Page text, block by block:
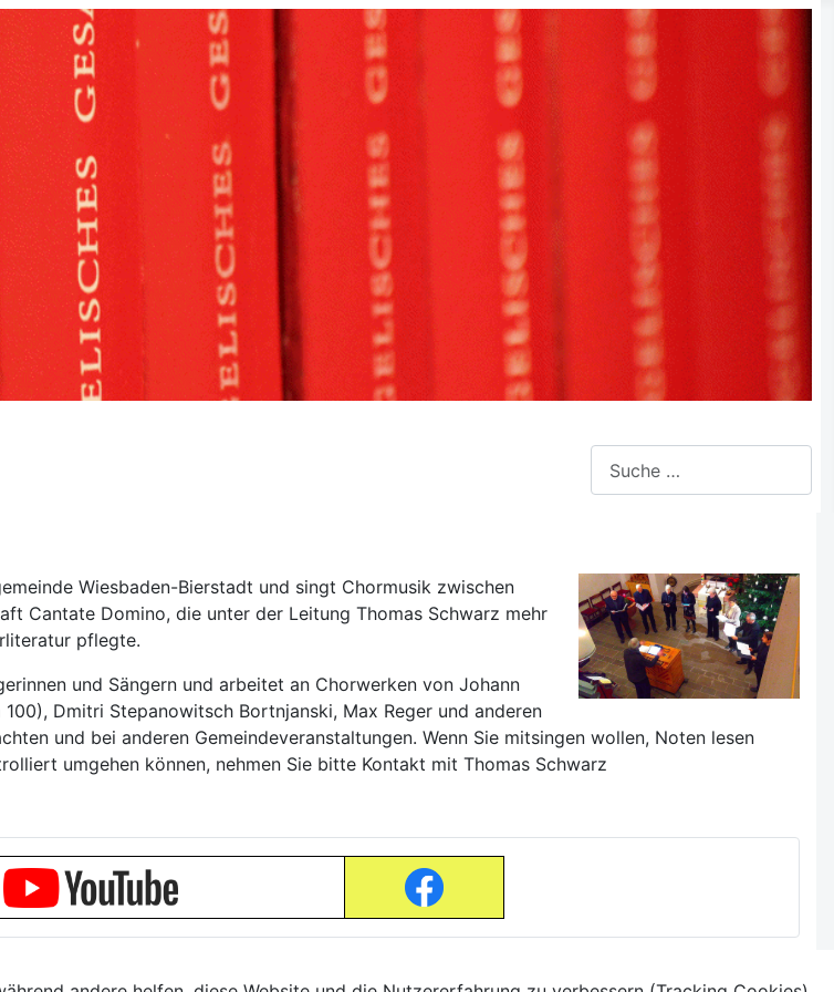
Wiesbaden-Bierstadt und singt Chormusik zwischen
Cantate Domino, die unter der Leitung Thomas Schwarz mehr
pflegte.
und Sängern und arbeitet an Chorwerken von Johann
100), Dmitri Stepanowitsch Bortnjanski, Max Reger und anderen
und bei anderen Gemeindeveranstaltungen. Wenn Sie mitsingen wollen, Noten lesen
umgehen können, nehmen Sie bitte Kontakt mit Thomas Schwarz